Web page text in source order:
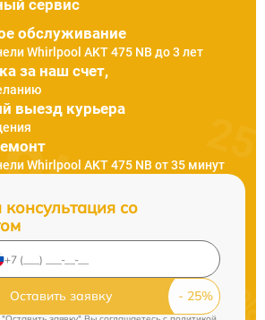
сервис
обслуживание
Whirlpool AKT 475 NB до 3 лет
за наш счет,
выезд курьера
Whirlpool AKT 475 NB от 35 минут
со
Оставить заявку